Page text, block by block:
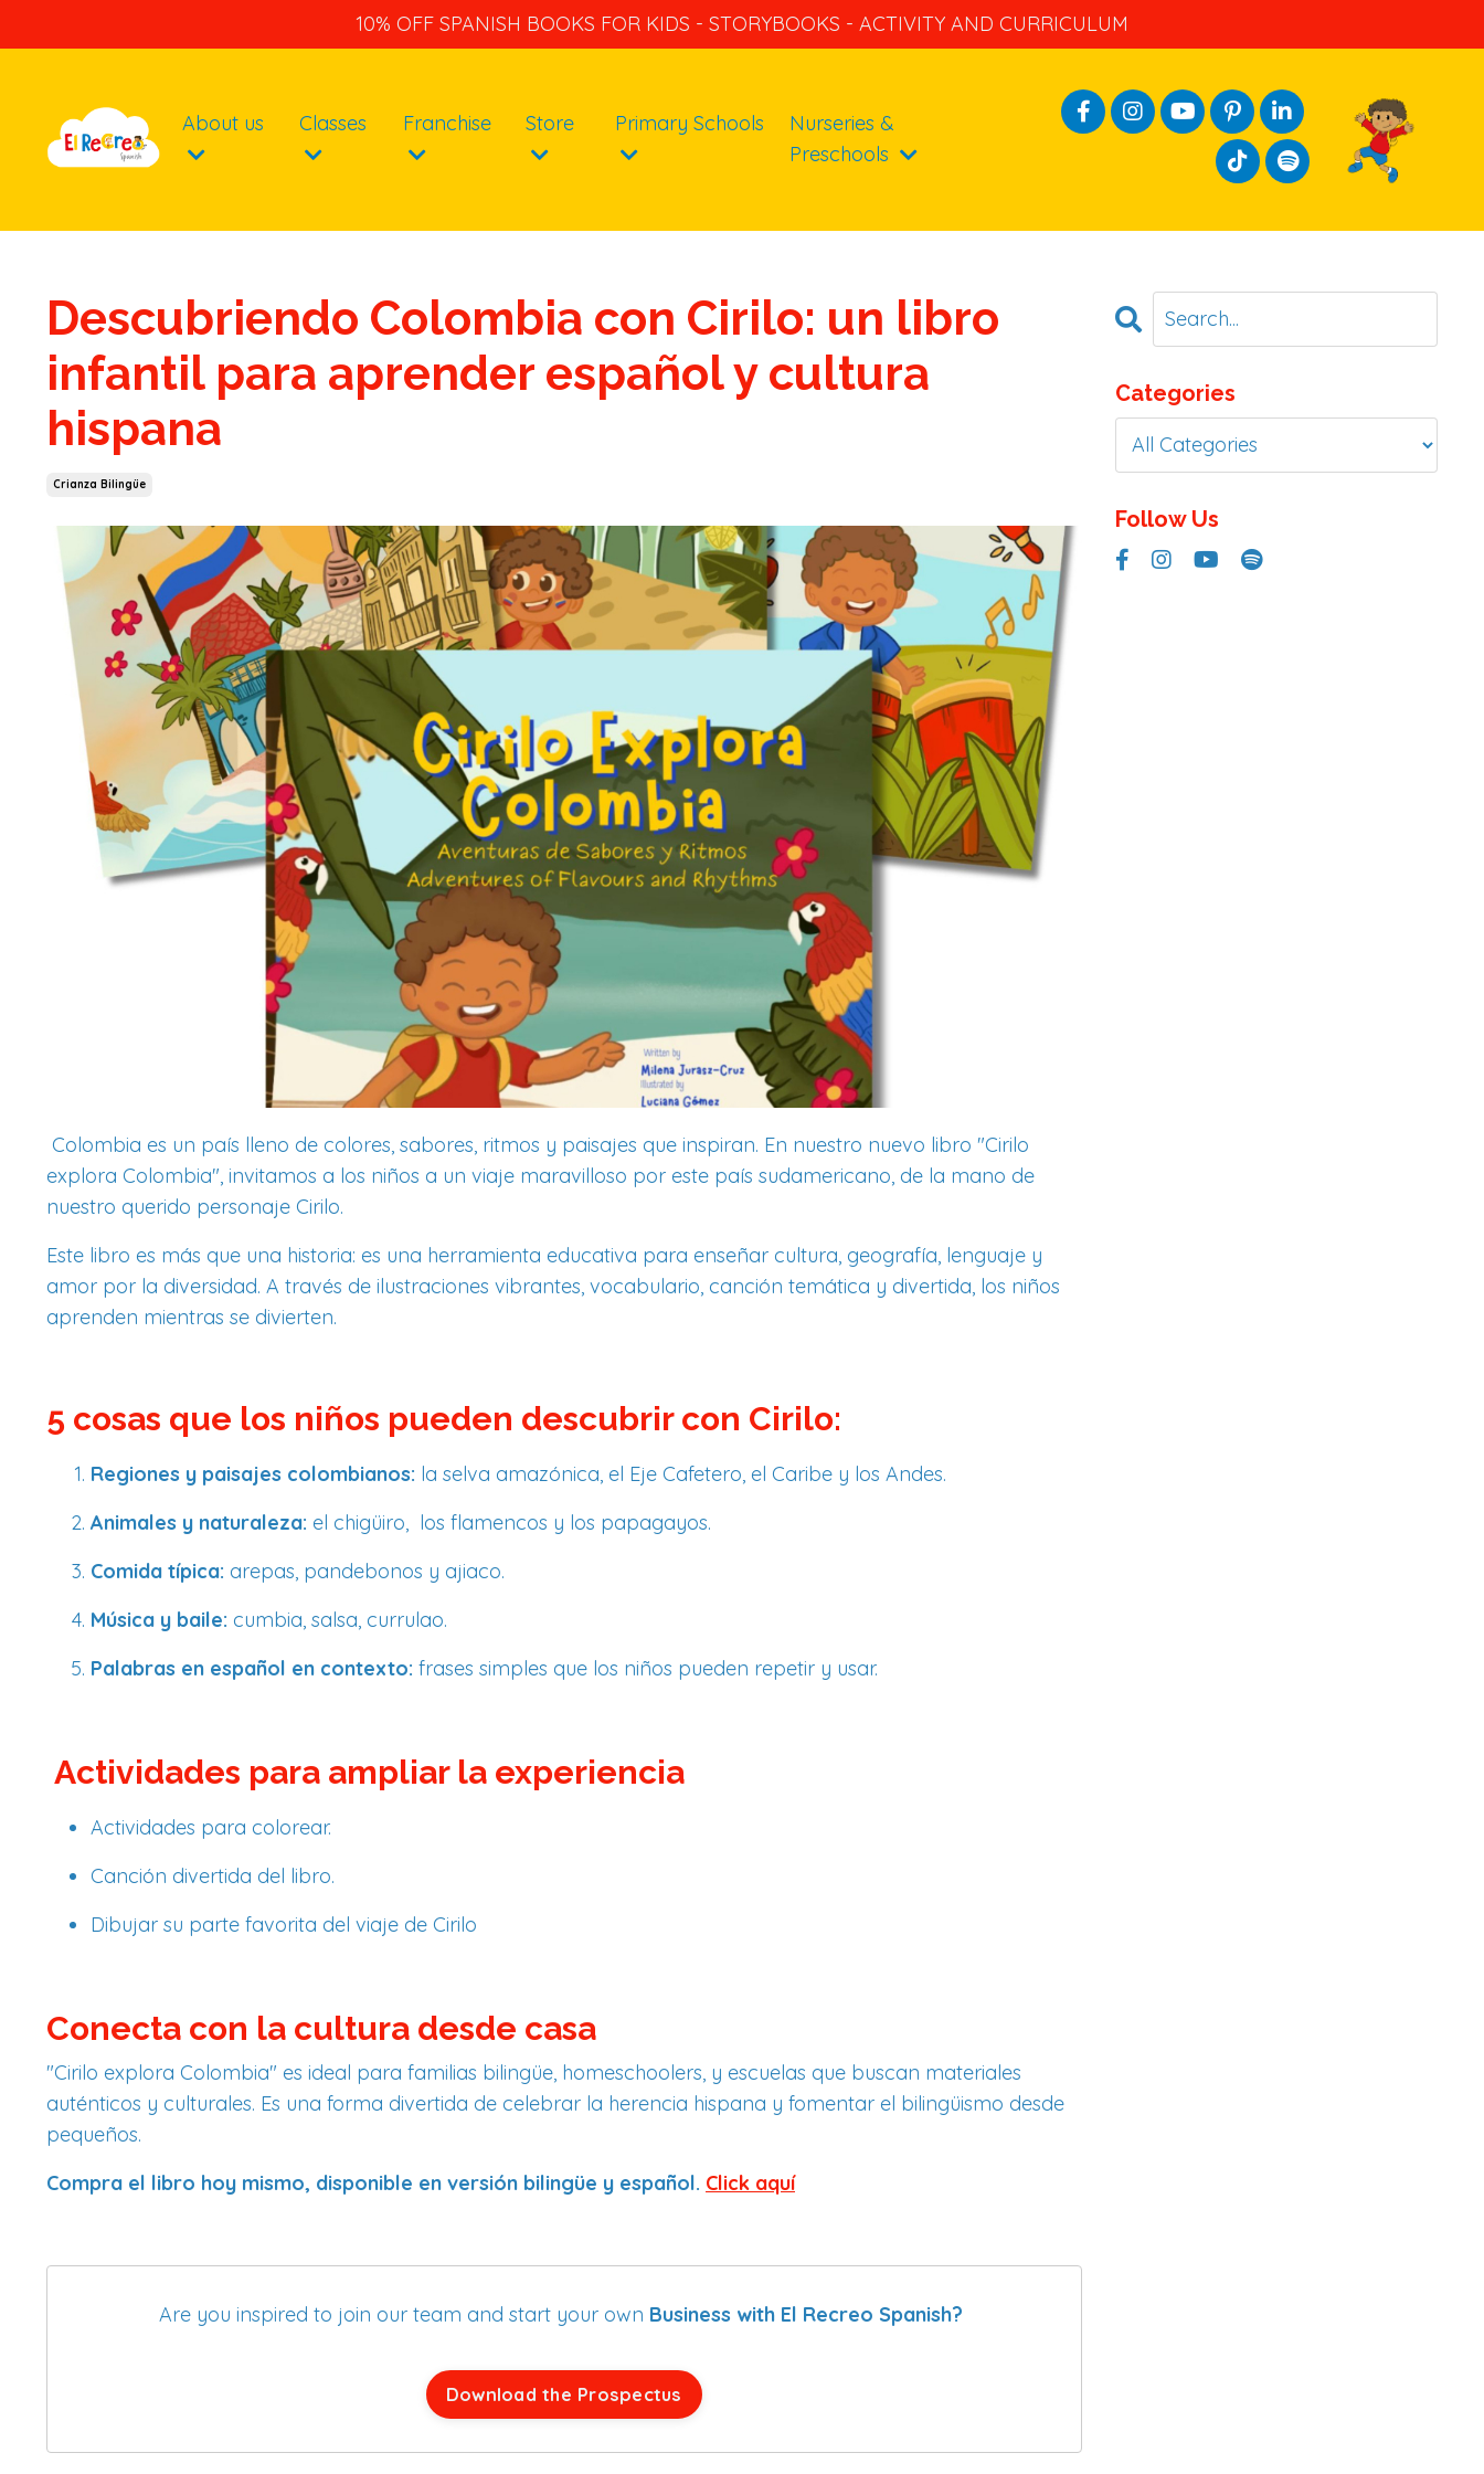
10% OFF SPANISH BOOKS FOR KIDS - STORYBOOKS - ACTIVITY AND CURRICULUM
About us Classes Franchise Store Primary Schools
Nurseries &
Preschools
Descubriendo Colombia con Cirilo: un libro
infantil para aprender español y cultura
hispana
Crianza Bilingüe
Colombia es un país lleno de colores, sabores, ritmos y paisajes que inspiran. En nuestro nuevo libro "Cirilo
explora Colombia", invitamos a los niños a un viaje maravilloso por este país sudamericano, de la mano de
nuestro querido personaje Cirilo.
Este libro es más que una historia: es una herramienta educativa para enseñar cultura, geografía, lenguaje y
amor por la diversidad. A través de ilustraciones vibrantes, vocabulario, canción temática y divertida, los niños
aprenden mientras se divierten.
5 cosas que los niños pueden descubrir con Cirilo:
Regiones y paisajes colombianos: la selva amazónica, el Eje Cafetero, el Caribe y los Andes.
Animales y naturaleza: el chigüiro, los flamencos y los papagayos.
Comida típica: arepas, pandebonos y ajiaco.
Música y baile: cumbia, salsa, currulao.
Palabras en español en contexto: frases simples que los niños pueden repetir y usar.
Actividades para ampliar la experiencia
Actividades para colorear.
Canción divertida del libro.
Dibujar su parte favorita del viaje de Cirilo
Conecta con la cultura desde casa
"Cirilo explora Colombia" es ideal para familias bilingüe, homeschoolers, y escuelas que buscan materiales
auténticos y culturales. Es una forma divertida de celebrar la herencia hispana y fomentar el bilingüismo desde
pequeños.
Compra el libro hoy mismo, disponible en versión bilingüe y español. Click aquí
Are you inspired to join our team and start your own Business with El Recreo Spanish?
Download the Prospectus
Categories
Follow Us